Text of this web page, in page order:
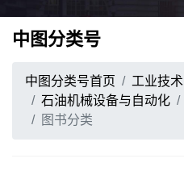
中图分类号
中图分类号首页 工业技术
石油机械设备与自动化
图书分类